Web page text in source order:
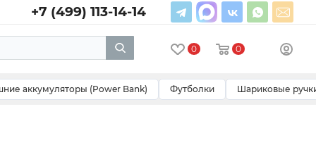
+7 (499) 113-14-14
0 0
аккумуляторы (Power Bank) Футболки Шариковые